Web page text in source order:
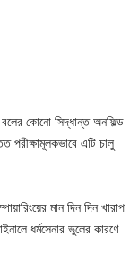
কোনো সিদ্ধান্ত অনফিল্ড
পরীক্ষামূলকভাবে এটি চালু
মান দিন দিন খারাপ
ধর্মসেনার ভুলের কারণে